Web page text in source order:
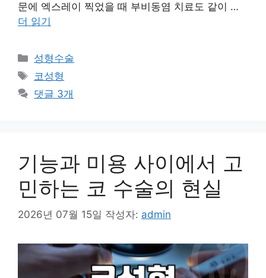
문에 엑스레이 찍었을 때 부비동염 치료도 같이 …
더 읽기
카
테
리
성형수술
태
그
코성형
댓글 3개
기능과 미용 사이에서 고
민하는 코 수술의 현실
2026년 07월 15일 작성자: admin